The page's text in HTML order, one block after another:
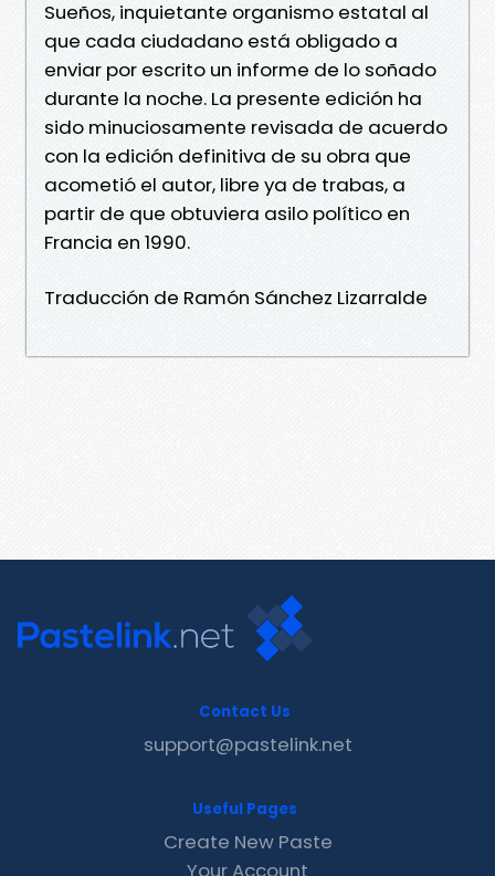
Sueños, inquietante organismo estatal al
que cada ciudadano está obligado a
enviar por escrito un informe de lo soñado
durante la noche. La presente edición ha
sido minuciosamente revisada de acuerdo
con la edición definitiva de su obra que
acometió el autor, libre ya de trabas, a
partir de que obtuviera asilo político en
Francia en 1990.
Traducción de Ramón Sánchez Lizarralde
Contact Us
support@pastelink.net
Useful Pages
Create New Paste
Your Account